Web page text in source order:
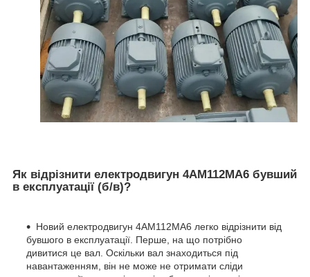
Як відрізнити електродвигун 4АМ112МА6 бувший
в експлуатації (б/в)?
Новий електродвигун 4АМ112МА6 легко відрізнити від
бувшого в експлуатації. Перше, на що потрібно
дивитися це вал. Оскільки вал знаходиться під
навантаженням, він не може не отримати сліди